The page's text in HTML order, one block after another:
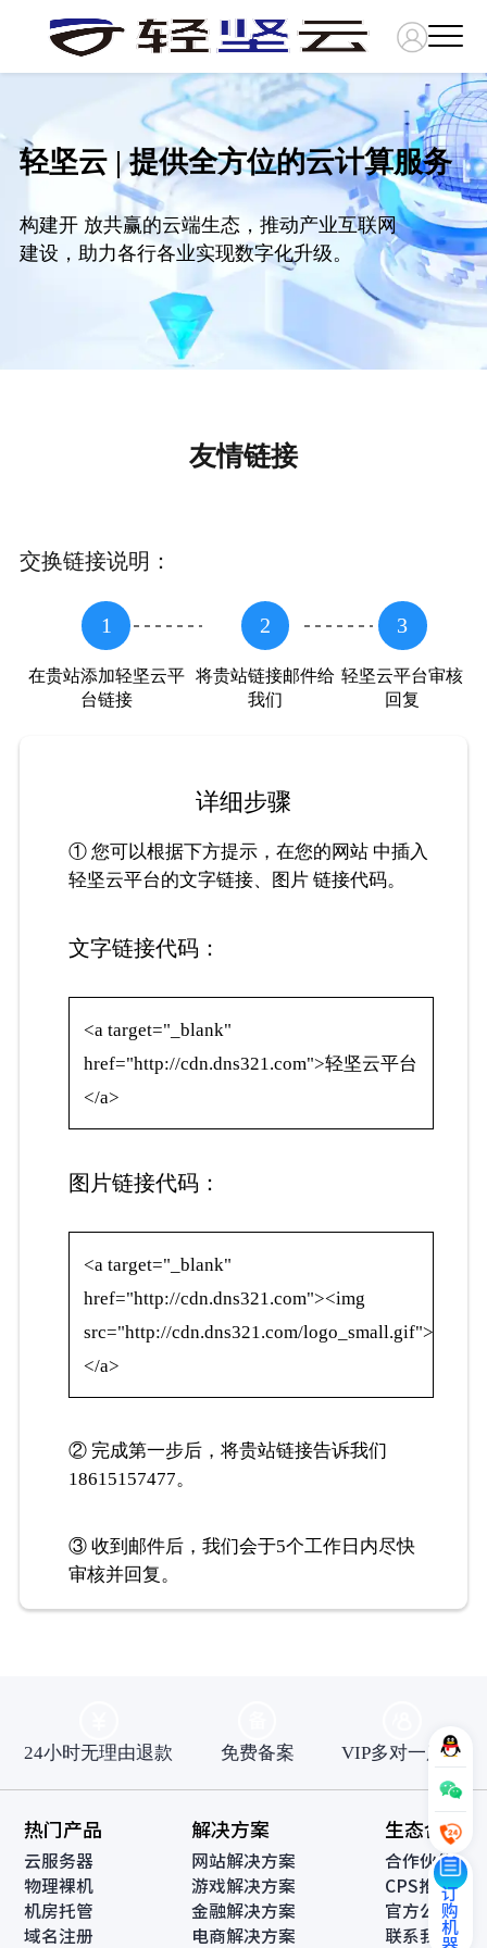
轻坚云 | 提供全方位的云计算服务
构建开 放共赢的云端生态，推动产业互联网
建设，助力各行各业实现数字化升级。
友情链接
交换链接说明：
1
在贵站添加轻坚云平
台链接
2
将贵站链接邮件给
我们
3
轻坚云平台审核
回复
详细步骤
① 您可以根据下方提示，在您的网站 中插入
轻坚云平台的文字链接、图片 链接代码。
文字链接代码：
<a target="_blank"
href="http://cdn.dns321.com">轻坚云平台
</a>
图片链接代码：
<a target="_blank"
href="http://cdn.dns321.com"><img
src="http://cdn.dns321.com/logo_small.gif">
</a>
② 完成第一步后，将贵站链接告诉我们
18615157477。
③ 收到邮件后，我们会于5个工作日内尽快
审核并回复。
订购机器
24小时无理由退款 免费备案 VIP多对一服务
热门产品
云服务器
物理裸机
机房托管
域名注册
解决方案
网站解决方案
游戏解决方案
金融解决方案
电商解决方案
生态合作
合作伙伴
CPS推广
官方公告
联系我们